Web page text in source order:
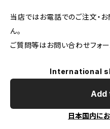
当店ではお電話でのご注文・
ん。
ご質問等はお問い合わせフォー
International
Add
日本国内に